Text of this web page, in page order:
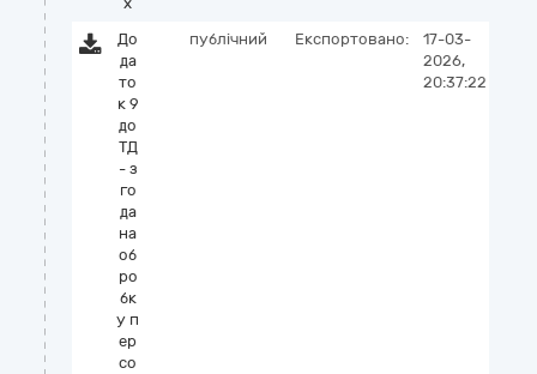
До
да
то
к 9
до
ТД
- з
го
да
на
об
ро
бк
у п
ер
со
публічний Експортовано:
17-03-
2026,
20:37:22